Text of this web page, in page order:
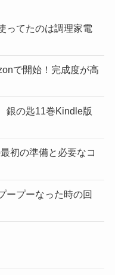
ってたのは調理家電
で開始！完成度が高
銀の匙11巻Kindle版
初の準備と必要なコ
ープーなった時の回